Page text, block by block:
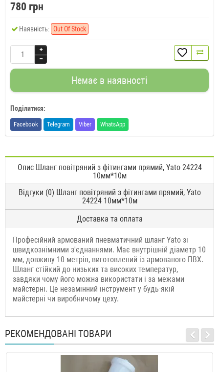
780 грн
Наявність: Out Of Stock
Немає в наявності
Поділитися:
Facebook Telegram Viber WhatsApp
Опис Шланг повітряний з фітингами прямий, Yato 24224
10мм*10м
Відгуки (0) Шланг повітряний з фітингами прямий, Yato
24224 10мм*10м
Доставка та оплата
Професійний армований пневматичний шланг Yato зі
швидкознімними з'єднаннями. Має внутрішній діаметр 10
мм, довжину 10 метрів, виготовлений із армованого ПВХ.
Шланг стійкий до низьких та високих температур,
завдяки чому його можна використати і за межами
майстерні. Це незамінний інструмент у будь-якій
майстерні чи виробничому цеху.
РЕКОМЕНДОВАНІ ТОВАРИ